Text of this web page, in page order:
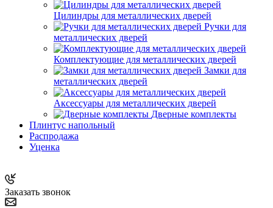
Цилиндры для металлических дверей
Ручки для
металлических дверей
Комплектующие для металлических дверей
Замки для
металлических дверей
Аксессуары для металлических дверей
Дверные комплекты
Плинтус напольный
Распродажа
Уценка
Заказать звонок